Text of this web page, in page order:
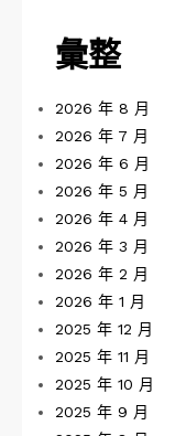
彙整
2026 年 8 月
2026 年 7 月
2026 年 6 月
2026 年 5 月
2026 年 4 月
2026 年 3 月
2026 年 2 月
2026 年 1 月
2025 年 12 月
2025 年 11 月
2025 年 10 月
2025 年 9 月